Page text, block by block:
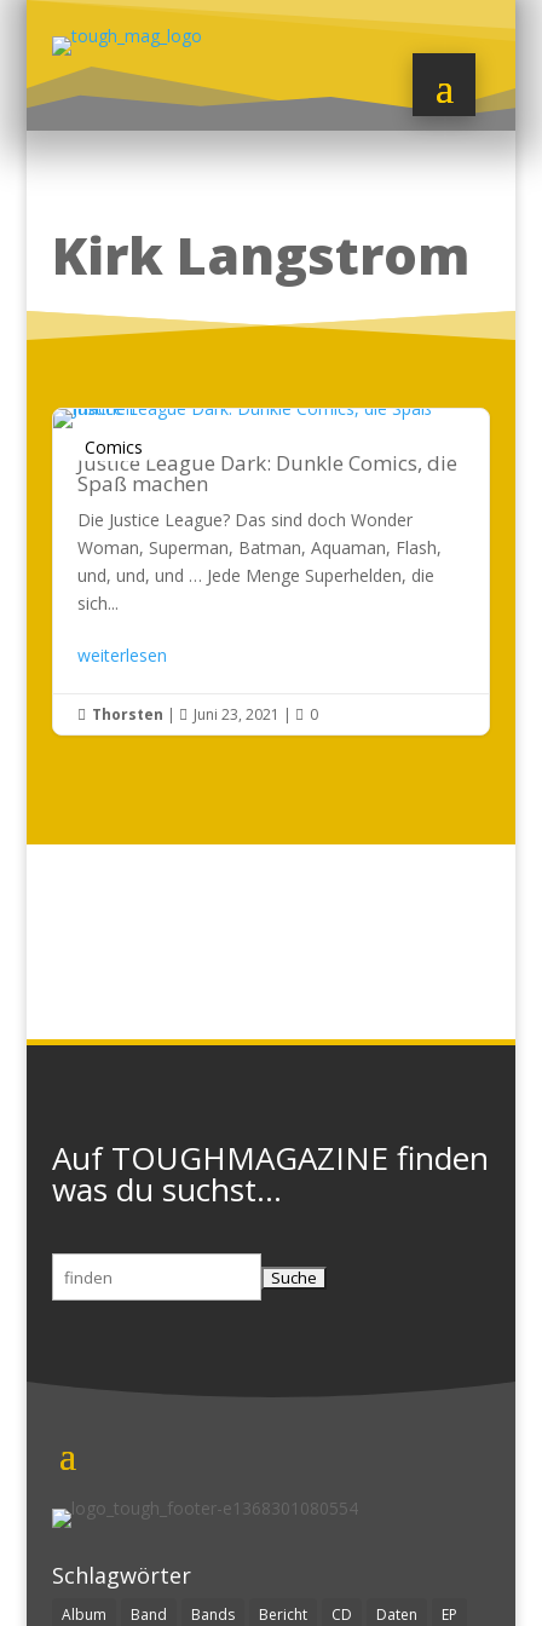
Kirk Langstrom
Comics
Justice League Dark: Dunkle Comics, die
Spaß machen
Die Justice League? Das sind doch Wonder
Woman, Superman, Batman, Aquaman, Flash,
und, und, und … Jede Menge Superhelden, die
sich...
weiterlesen
 Thorsten |  Juni 23, 2021 |  0
Auf TOUGHMAGAZINE finden
was du suchst...
Suchen
nach:
Schlagwörter
Album Band Bands Bericht CD Daten EP